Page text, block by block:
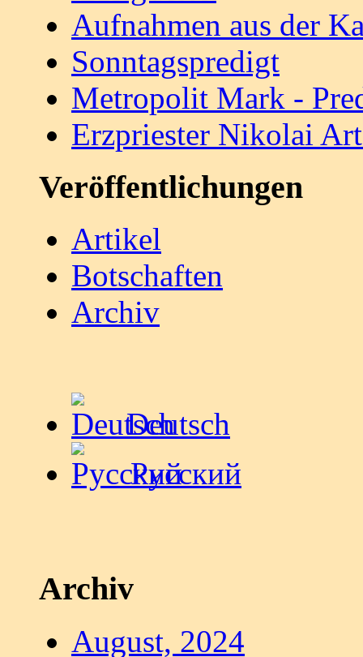
Aufnahmen aus der
Sonntagspredigt
Metropolit Mark -
Erzpriester Nikolai
Veröffentlichungen
Artikel
Botschaften
Archiv
Deutsch
Русский
Archiv
August, 2024